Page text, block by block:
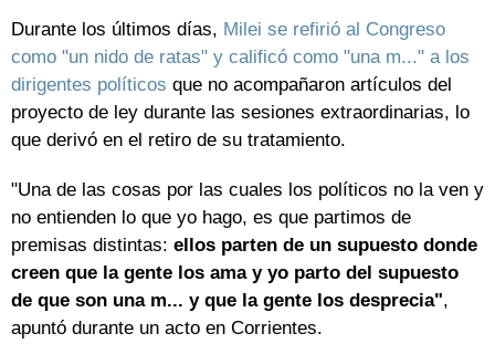
Durante los últimos días, Milei se refirió al Congreso
como "un nido de ratas" y calificó como "una m..." a los
dirigentes políticos que no acompañaron artículos del
proyecto de ley durante las sesiones extraordinarias, lo
que derivó en el retiro de su tratamiento.
"Una de las cosas por las cuales los políticos no la ven y
no entienden lo que yo hago, es que partimos de
premisas distintas: ellos parten de un supuesto donde
creen que la gente los ama y yo parto del supuesto
de que son una m... y que la gente los desprecia",
apuntó durante un acto en Corrientes.